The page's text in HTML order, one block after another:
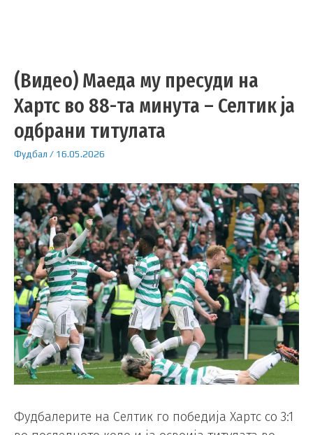
(Видео) Маеда му пресуди на
Хартс во 88-та минута – Селтик ја
одбрани титулата
Фудбал / 16.05.2026
Фудбалерите на Селтик го победија Хартс со 3:1